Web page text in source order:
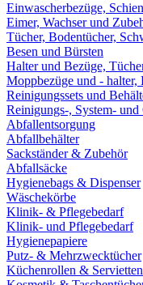
Einwascherbezüge,
Eimer, Wachser und
Tücher, Bodentücher,
Besen und Bürsten
Halter und Bezüge,
Moppbezüge und - halter,
Reinigungssets und
Reinigungs-, System- und
Abfallentsorgung
Abfallbehälter
Sackständer & Zubehör
Abfallsäcke
Hygienebags & Dispenser
Wäschekörbe
Klinik- & Pflegebedarf
Klinik- und Pflegebedarf
Hygienepapiere
Putz- & Mehrzwecktücher
Küchenrollen & Servietten